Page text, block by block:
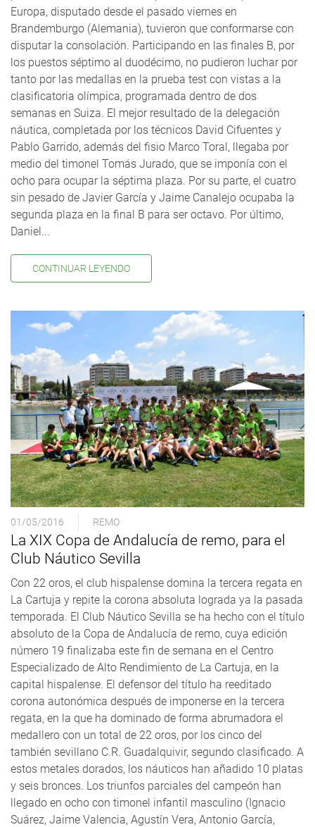
Europa, disputado desde el pasado viernes en
Brandemburgo (Alemania), tuvieron que conformarse con
disputar la consolación. Participando en las finales B, por
los puestos séptimo al duodécimo, no pudieron luchar por
tanto por las medallas en la prueba test con vistas a la
clasificatoria olímpica, programada dentro de dos
semanas en Suiza. El mejor resultado de la delegación
náutica, completada por los técnicos David Cifuentes y
Pablo Garrido, además del fisio Marco Toral, llegaba por
medio del timonel Tomás Jurado, que se imponía con el
ocho para ocupar la séptima plaza. Por su parte, el cuatro
sin pesado de Javier García y Jaime Canalejo ocupaba la
segunda plaza en la final B para ser octavo. Por último,
Daniel...
CONTINUAR LEYENDO
01/05/2016 REMO
La XIX Copa de Andalucía de remo, para el
Club Náutico Sevilla
Con 22 oros, el club hispalense domina la tercera regata en
La Cartuja y repite la corona absoluta lograda ya la pasada
temporada. El Club Náutico Sevilla se ha hecho con el título
absoluto de la Copa de Andalucía de remo, cuya edición
número 19 finalizaba este fin de semana en el Centro
Especializado de Alto Rendimiento de La Cartuja, en la
capital hispalense. El defensor del título ha reeditado
corona autonómica después de imponerse en la tercera
regata, en la que ha dominado de forma abrumadora el
medallero con un total de 22 oros, por los cinco del
también sevillano C.R. Guadalquivir, segundo clasificado. A
estos metales dorados, los náuticos han añadido 10 platas
y seis bronces. Los triunfos parciales del campeón han
llegado en ocho con timonel infantil masculino (Ignacio
Suárez, Jaime Valencia, Agustín Vera, Antonio García,